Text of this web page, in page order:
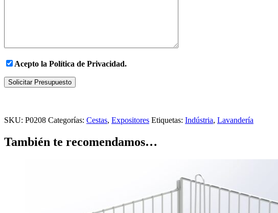
Acepto la Política de Privacidad.
Solicitar Presupuesto
SKU: P0208 Categorías: Cestas, Expositores Etiquetas: Indústria, Lavandería
También te recomendamos…